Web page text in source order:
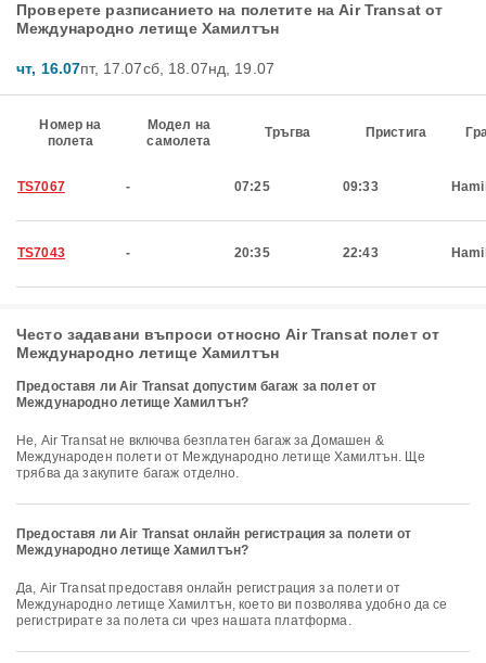
Проверете разписанието на полетите на Air Transat от
Международно летище Хамилтън
чт, 16.07пт, 17.07сб, 18.07нд, 19.07
Номер на
полета
Модел на
самолета
Тръгва Пристига
TS7067 - 07:25 09:33
TS7043 - 20:35 22:43
Често задавани въпроси относно Air Transat полет от
Международно летище Хамилтън
Предоставя ли Air Transat допустим багаж за полет от
Международно летище Хамилтън?
Не, Air Transat не включва безплатен багаж за Домашен &
Международен полети от Международно летище Хамилтън. Ще
трябва да закупите багаж отделно.
Предоставя ли Air Transat онлайн регистрация за полети от
Международно летище Хамилтън?
Да, Air Transat предоставя онлайн регистрация за полети от
Международно летище Хамилтън, което ви позволява удобно да се
регистрирате за полета си чрез нашата платформа.